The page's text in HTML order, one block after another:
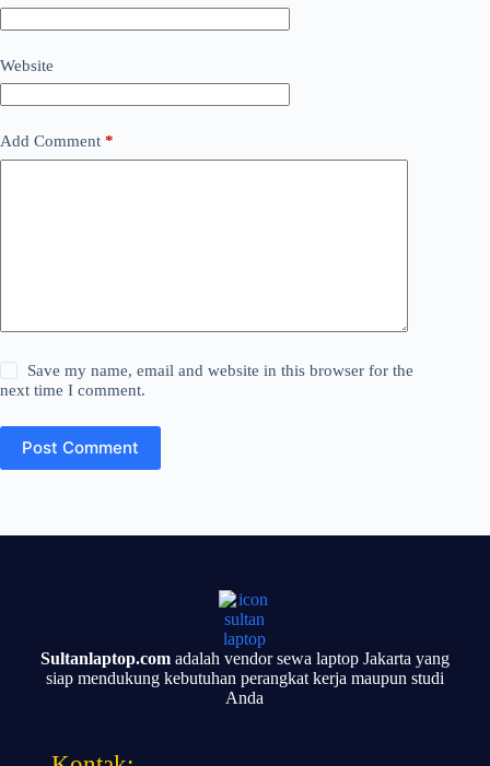
Website
Add Comment *
Save my name, email and website in this browser for the
next time I comment.
Post Comment
Sultanlaptop.comadalah vendor sewa laptop Jakarta yang
siap mendukung kebutuhan perangkat kerja maupun studi
Anda